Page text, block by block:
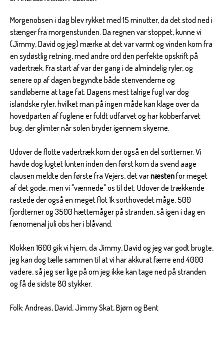
Morgenobsen i dag blev rykket med 15 minutter, da det stod ned i
stænger fra morgenstunden. Da regnen var stoppet, kunne vi
(Jimmy, David og jeg) mærke at det var varmt og vinden kom fra
en sydøstlig retning, med andre ord den perfekte opskrift på
vadertræk. Fra start af var der gang i de almindelig ryler, og
senere op af dagen begyndte både stenvenderne og
sandløberne at tage fat. Dagens mest talrige fugl var dog
islandske ryler, hvilket man på ingen måde kan klage over da
hovedparten af fuglene er fuldt udfarvet og har kobberfarvet
bug, der glimter når solen bryder igennem skyerne.
Udover de flotte vadertræk kom der også en del sortterner. Vi
havde dog lugtet lunten inden den først kom da svend aage
clausen meldte den første fra Vejers, det varnæstenfor meget
af det gode, men vi "vænnede" os til det. Udover de trækkende
rastede der også en meget flot 1k sorthovedet måge, 500
fjordterner og 3500 hættemåger på stranden, så igen i dag en
fænomenal juli obs her i blåvand.
Klokken 1600 gik vi hjem, da Jimmy, David og jeg var godt brugte,
jeg kan dog tælle sammen til at vi har akkurat færre end 4000
vadere, så jeg ser lige på om jeg ikke kan tage ned på stranden
og få de sidste 80 stykker.
Folk: Andreas, David, Jimmy Skat, Bjørn og Bent